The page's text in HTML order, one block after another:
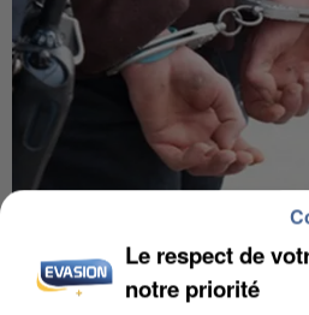
UN SECOND CADRE DE LA
INTERPELLÉ EN ALGÉRIE
Le respect de
notre priorité